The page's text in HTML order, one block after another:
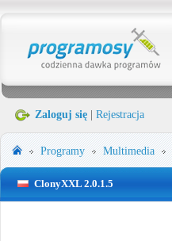
Zaloguj się Rejestracja
Programy Multimedia
ClonyXXL 2.0.1.5